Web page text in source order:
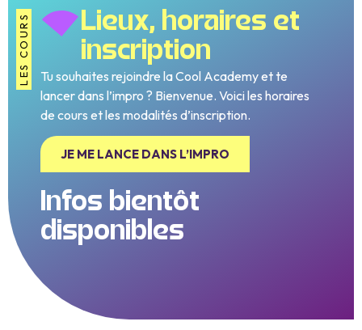
LES COURS
Lieux, horaires et
inscription
Tu souhaites rejoindre la Cool Academy et te
lancer dans l’impro ? Bienvenue. Voici les horaires
de cours et les modalités d’inscription.
JE ME LANCE DANS L’IMPRO
Infos bientôt
disponibles